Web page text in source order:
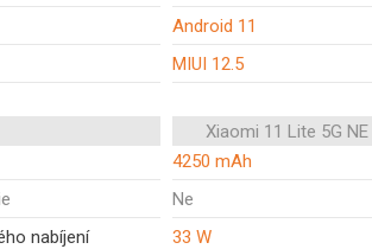
Android 11
MIUI 12.5
Xiaomi 11 Lite 5G NE
4250 mAh
Ne
nabíjení
33 W